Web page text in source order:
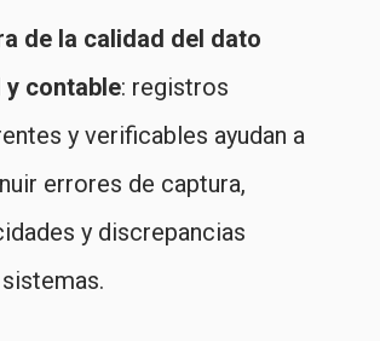
de la calidad del dato
contable: registros
y verificables ayudan a
errores de captura,
y discrepancias